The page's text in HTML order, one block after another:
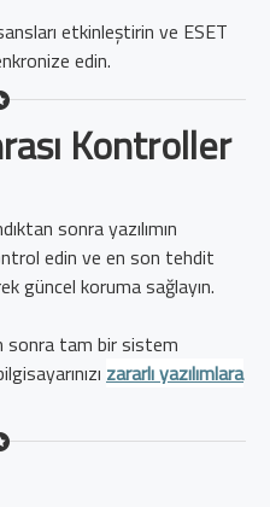
etkinleştirin ve ESET
edin.
Kontroller
sonra yazılımın
edin ve en son tehdit
güncel koruma sağlayın.
sonra tam bir sistem
zararlı yazılımlara